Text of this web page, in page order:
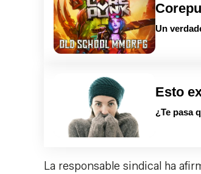
Un
Esto
¿Te pasa
La responsable sindical ha